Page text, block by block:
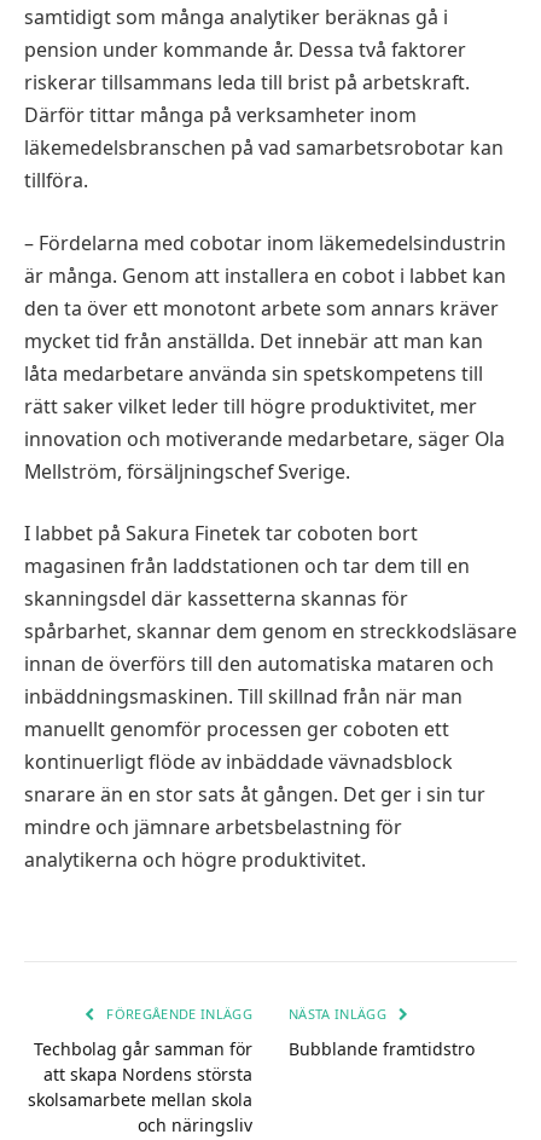
samtidigt som många analytiker beräknas gå i
pension under kommande år. Dessa två faktorer
riskerar tillsammans leda till brist på arbetskraft.
Därför tittar många på verksamheter inom
läkemedelsbranschen på vad samarbetsrobotar kan
tillföra.
– Fördelarna med cobotar inom läkemedelsindustrin
är många. Genom att installera en cobot i labbet kan
den ta över ett monotont arbete som annars kräver
mycket tid från anställda. Det innebär att man kan
låta medarbetare använda sin spetskompetens till
rätt saker vilket leder till högre produktivitet, mer
innovation och motiverande medarbetare, säger Ola
Mellström, försäljningschef Sverige.
I labbet på Sakura Finetek tar coboten bort
magasinen från laddstationen och tar dem till en
skanningsdel där kassetterna skannas för
spårbarhet, skannar dem genom en streckkodsläsare
innan de överförs till den automatiska mataren och
inbäddningsmaskinen. Till skillnad från när man
manuellt genomför processen ger coboten ett
kontinuerligt flöde av inbäddade vävnadsblock
snarare än en stor sats åt gången. Det ger i sin tur
mindre och jämnare arbetsbelastning för
analytikerna och högre produktivitet.
FÖREGÅENDE INLÄGG
Techbolag går samman för
att skapa Nordens största
skolsamarbete mellan skola
och näringsliv
NÄSTA INLÄGG
Bubblande framtidstro